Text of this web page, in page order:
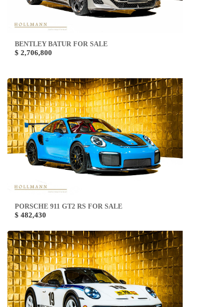
BENTLEY BATUR FOR SALE
$ 2,706,800
PORSCHE 911 GT2 RS FOR SALE
$ 482,430